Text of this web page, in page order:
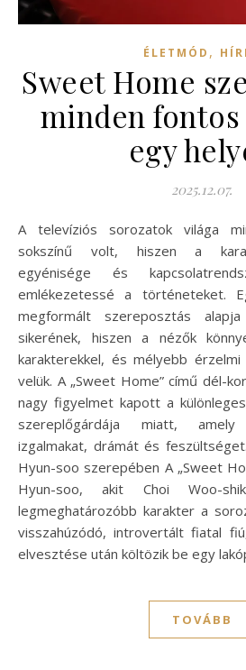
ÉLETMÓD ,
Sweet Home
minden
egy
2025.12.07.
A televíziós sorozatok világa mindig is izgalmas és
sokszínű volt, hiszen a
egyénisége és
emlékezetessé a történeteket.
megformált szereposztás
sikerének, hiszen a nézők
karakterekkel, és mélyebb
velük. A „Sweet Home” című dél-
nagy figyelmet kapott a
szereplőgárdája miatt,
izgalmakat, drámát és
Hyun-soo szerepében A „Sweet
Hyun-soo, akit Choi Woo-
legmeghatározóbb karakter a
visszahúzódó, introvertált fiatal
elvesztése után költözik be egy
TOVÁBB